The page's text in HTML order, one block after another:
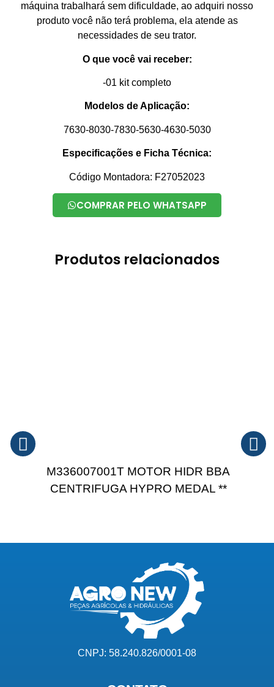
máquina trabalhará sem dificuldade, ao adquiri nosso
produto você não terá problema, ela atende as
necessidades de seu trator.
O que você vai receber:
-01 kit completo
Modelos de Aplicação:
7630-8030-7830-5630-4630-5030
Especificações e Ficha Técnica:
Código Montadora: F27052023
COMPRAR PELO WHATSAPP
Produtos relacionados
M336007001T MOTOR HIDR BBA
CENTRIFUGA HYPRO MEDAL **
CNPJ: 58.240.826/0001-08